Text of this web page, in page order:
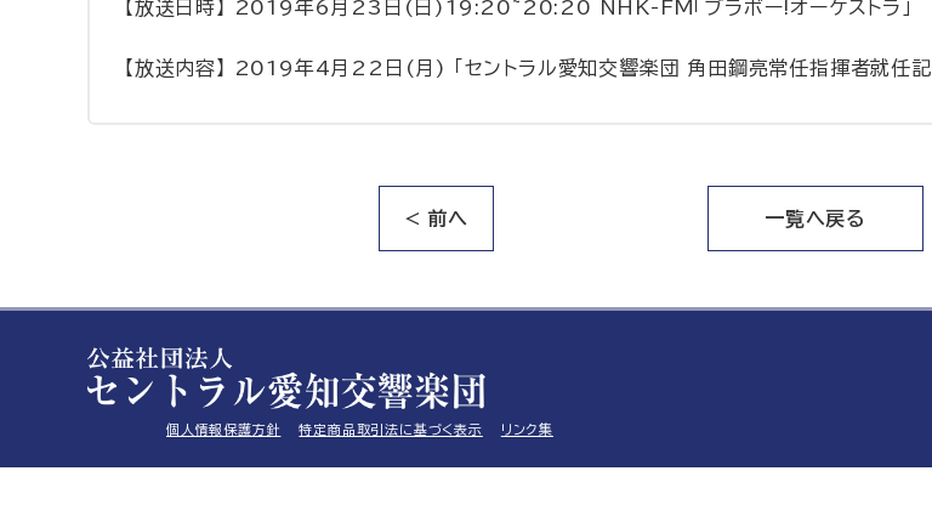
【放送日時】 2019年6月23日(日)19:20~20:20 NHK-FM「ブラボー!オーケストラ」
【放送内容】 2019年4月22日(月) 「セントラル愛知交響楽団 角田鋼亮常任指揮者就任記
< 前へ 一覧へ戻る
個人情報保護方針 特定商品取引法に基づく表示 リンク集